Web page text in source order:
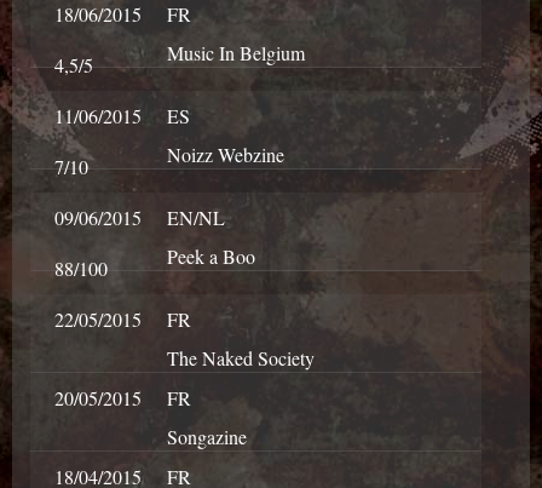
18/06/2015
FR
Music In Belgium
4,5/5
11/06/2015
ES
Noizz Webzine
7/10
09/06/2015
EN/NL
Peek a Boo
88/100
22/05/2015
FR
The Naked Society
20/05/2015
FR
Songazine
18/04/2015
FR